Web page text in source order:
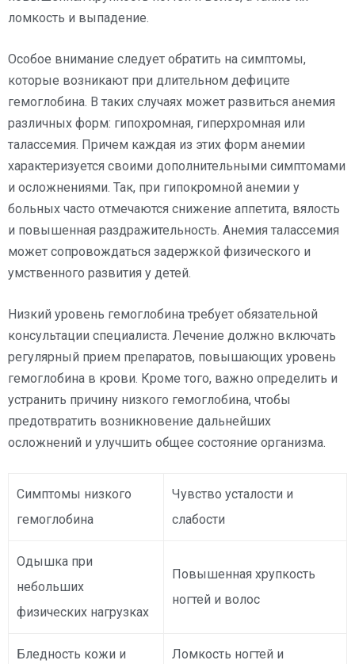
ломкость и выпадение.
Особое внимание следует обратить на симптомы,
которые возникают при длительном дефиците
гемоглобина. В таких случаях может развиться анемия
различных форм: гипохромная, гиперхромная или
талассемия. Причем каждая из этих форм анемии
характеризуется своими дополнительными симптомами
и осложнениями. Так, при гипокромной анемии у
больных часто отмечаются снижение аппетита, вялость
и повышенная раздражительность. Анемия талассемия
может сопровождаться задержкой физического и
умственного развития у детей.
Низкий уровень гемоглобина требует обязательной
консультации специалиста. Лечение должно включать
регулярный прием препаратов, повышающих уровень
гемоглобина в крови. Кроме того, важно определить и
устранить причину низкого гемоглобина, чтобы
предотвратить возникновение дальнейших
осложнений и улучшить общее состояние организма.
Симптомы низкого
гемоглобина
Чувство усталости и
слабости
Одышка при
небольших
физических нагрузках
Повышенная хрупкость
ногтей и волос
Бледность кожи и
Ломкость ногтей и